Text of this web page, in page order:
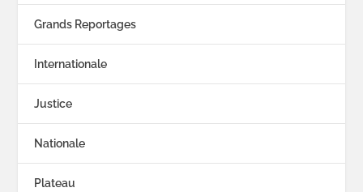
Grands Reportages
Internationale
Justice
Nationale
Plateau